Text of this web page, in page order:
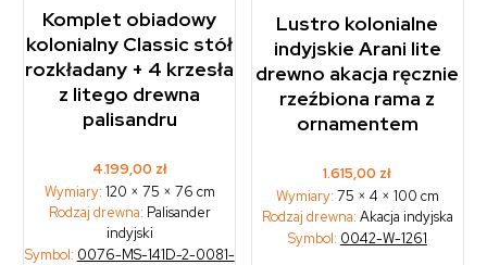
Komplet obiadowy
kolonialny Classic stół
rozkładany + 4 krzesła
z litego drewna
palisandru
4.199,00 zł
Wymiary: 120 × 75 × 76 cm
Rodzaj drewna: Palisander
indyjski
Symbol: 0076-MS-141D-2-0081-
Lustro kolonialne
indyjskie Arani lite
drewno akacja ręcznie
rzeźbiona rama z
ornamentem
1.615,00 zł
Wymiary: 75 × 4 × 100 cm
Rodzaj drewna: Akacja indyjska
Symbol: 0042-W-1261